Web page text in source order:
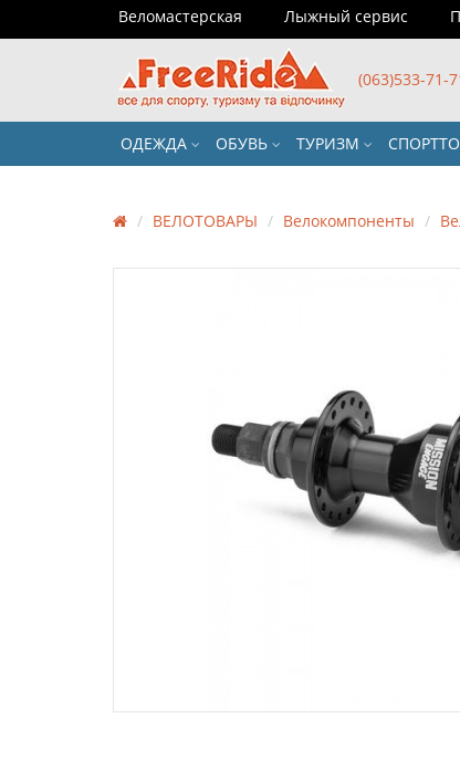
Веломастерская Лыжный сервис
(063)533-71-
ОДЕЖДА ОБУВЬ ТУРИЗМ
ВЕЛОТОВАРЫ Велокомпоненты